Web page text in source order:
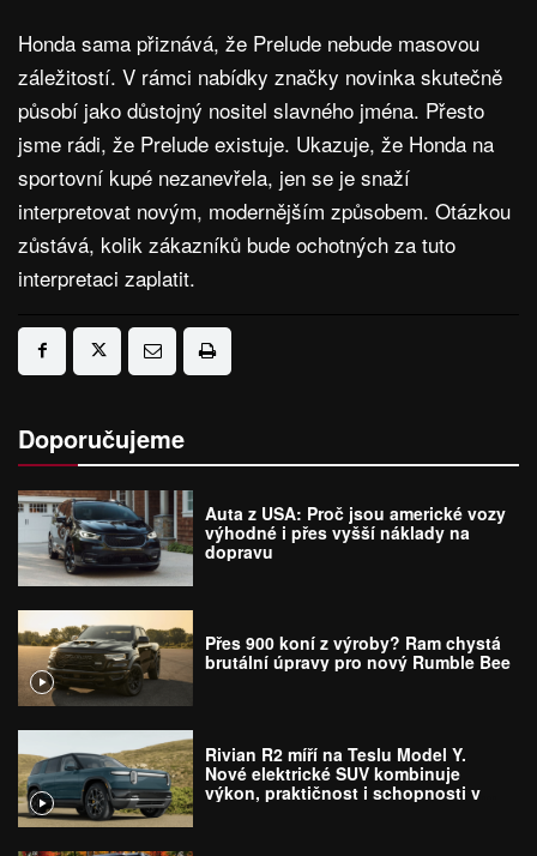
Honda sama přiznává, že Prelude nebude masovou
záležitostí. V rámci nabídky značky novinka skutečně
působí jako důstojný nositel slavného jména. Přesto
jsme rádi, že Prelude existuje. Ukazuje, že Honda na
sportovní kupé nezanevřela, jen se je snaží
interpretovat novým, modernějším způsobem. Otázkou
zůstává, kolik zákazníků bude ochotných za tuto
interpretaci zaplatit.
Doporučujeme
Auta z USA: Proč jsou americké vozy
výhodné i přes vyšší náklady na
dopravu
Přes 900 koní z výroby? Ram chystá
brutální úpravy pro nový Rumble Bee
Rivian R2 míří na Teslu Model Y.
Nové elektrické SUV kombinuje
výkon, praktičnost i schopnosti v